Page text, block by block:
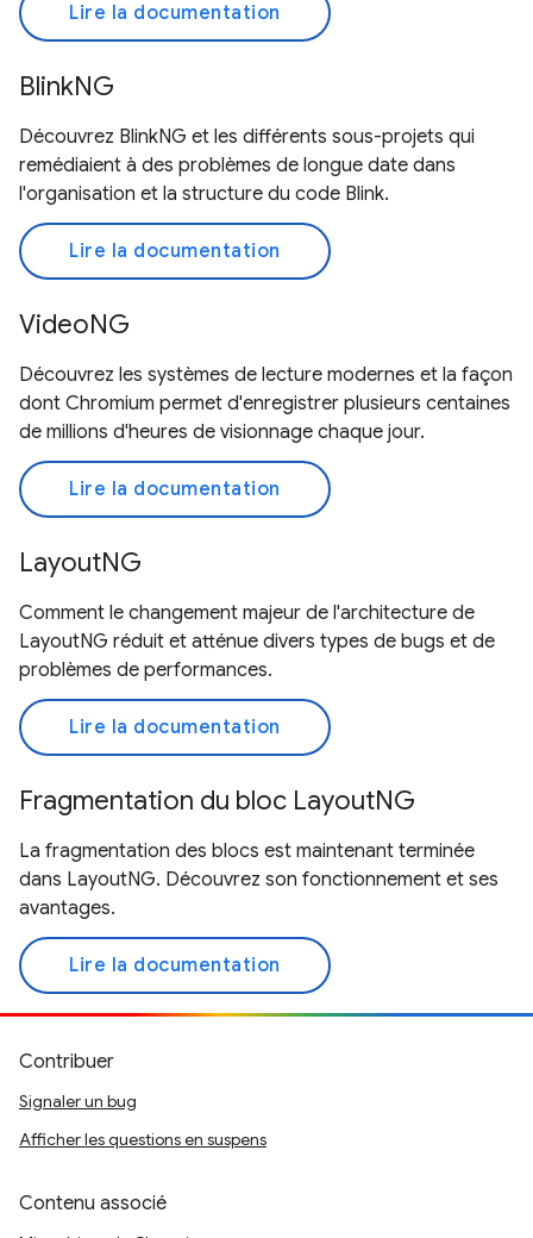
Lire la documentation
BlinkNG
Découvrez BlinkNG et les différents sous-projets qui
remédiaient à des problèmes de longue date dans
l'organisation et la structure du code Blink.
Lire la documentation
VideoNG
Découvrez les systèmes de lecture modernes et la façon
dont Chromium permet d'enregistrer plusieurs centaines
de millions d'heures de visionnage chaque jour.
Lire la documentation
LayoutNG
Comment le changement majeur de l'architecture de
LayoutNG réduit et atténue divers types de bugs et de
problèmes de performances.
Lire la documentation
Fragmentation du bloc LayoutNG
La fragmentation des blocs est maintenant terminée
dans LayoutNG. Découvrez son fonctionnement et ses
avantages.
Lire la documentation
Contribuer
Signaler un bug
Afficher les questions en suspens
Contenu associé